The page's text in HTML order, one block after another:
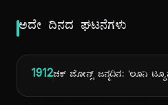
ಅದೇ ದಿನದ ಘಟನೆಗಳು
1912ಚಕ್ ಜೋನ್ಸ್ ಜನ್ಮದಿನ: 'ಲೂನಿ